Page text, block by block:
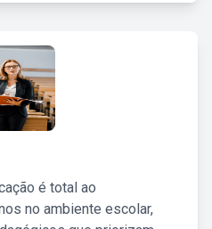
é total ao
no ambiente escolar,